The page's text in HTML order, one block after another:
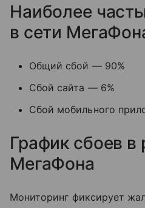
Наиболее
в сети
Общий сбой — 90%
Сбой сайта — 6%
Сбой мобильного
График сбоев в
МегаФона
Мониторинг фиксирует